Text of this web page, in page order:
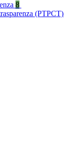
8
(PTPCT)